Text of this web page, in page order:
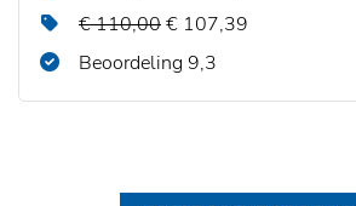
€ 110,00€ 107,39
Beoordeling 9,3